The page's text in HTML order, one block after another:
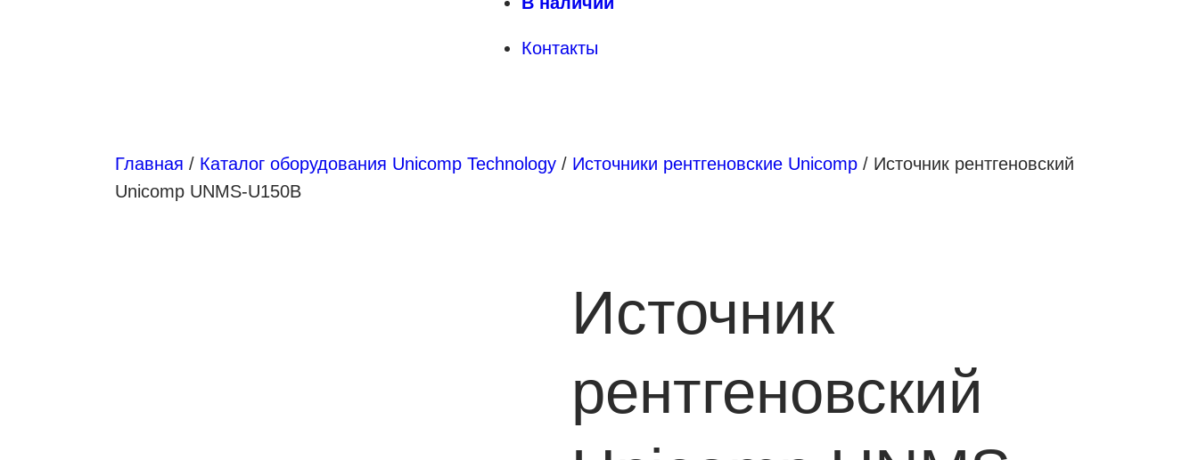
Контакты
Главная / Каталог оборудования Unicomp Technology/ Источники рентгеновские Unicomp/ Источник рентгеновский
Unicomp UNMS-U150B
Источник
рентгеновский